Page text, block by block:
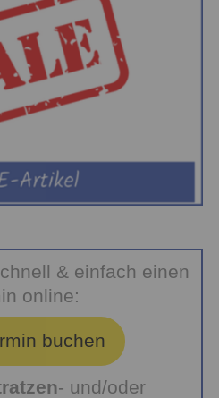
& einfach einen
online:
buchen
- und/oder